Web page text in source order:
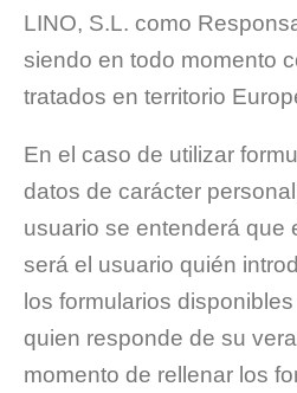
LINO, S.L. como
siendo en todo momento
tratados en territorio
En el caso de utilizar
datos de carácter
usuario se entenderá que
será el usuario quién
los formularios
quien responde de su
momento de rellenar los